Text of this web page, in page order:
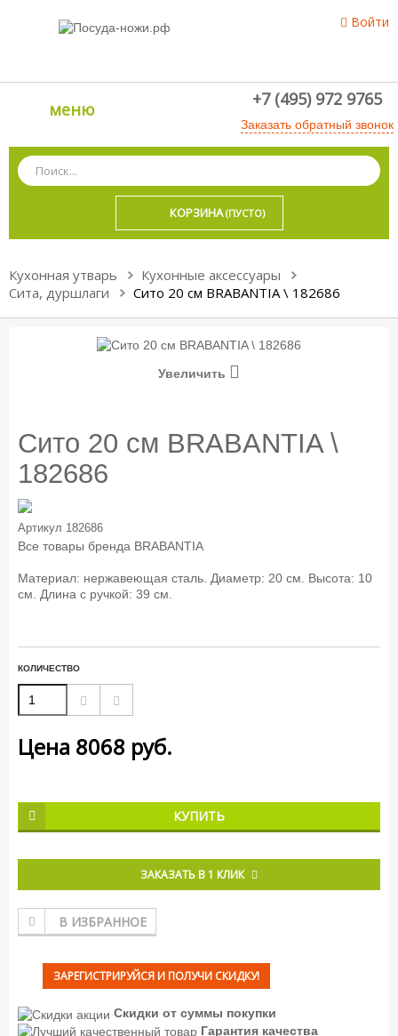
Войти
меню +7 (495) 972 9765
Заказать обратный звонок
КОРЗИНА (ПУСТО)
Кухонная утварь
Кухонные аксессуары
Сита, дуршлаги
Сито 20 см BRABANTIA \ 182686
Увеличить
Сито 20 см BRABANTIA \
182686
Артикул 182686
Все товары бренда BRABANTIA
Материал: нержавеющая сталь. Диаметр: 20 см. Высота: 10
см. Длина с ручкой: 39 см.
КОЛИЧЕСТВО
Цена 8068 руб.
КУПИТЬ
ЗАКАЗАТЬ В 1 КЛИК
В ИЗБРАННОЕ
ЗАРЕГИСТРИРУЙСЯ И ПОЛУЧИ СКИДКУ!
Скидки от суммы покупки
Гарантия качества